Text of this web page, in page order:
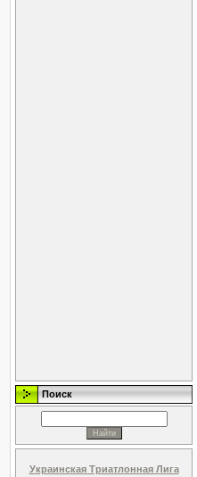
Поиск
Украинская Триатлонная Лига